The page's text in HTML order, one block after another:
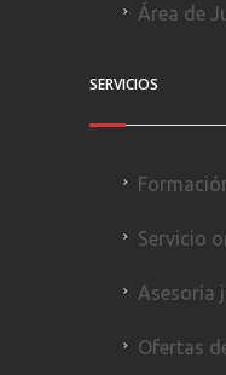
Área de
SERVICIOS
Servicio
Asesoría
Ofertas